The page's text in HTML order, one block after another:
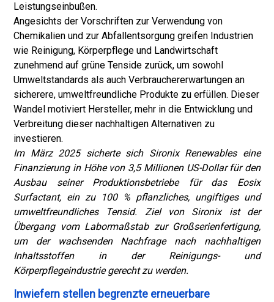
Leistungseinbußen.
Angesichts der Vorschriften zur Verwendung von
Chemikalien und zur Abfallentsorgung greifen Industrien
wie Reinigung, Körperpflege und Landwirtschaft
zunehmend auf grüne Tenside zurück, um sowohl
Umweltstandards als auch Verbrauchererwartungen an
sicherere, umweltfreundliche Produkte zu erfüllen. Dieser
Wandel motiviert Hersteller, mehr in die Entwicklung und
Verbreitung dieser nachhaltigen Alternativen zu
investieren.
Im März 2025 sicherte sich Sironix Renewables eine
Finanzierung in Höhe von 3,5 Millionen US-Dollar für den
Ausbau seiner Produktionsbetriebe für das Eosix
Surfactant, ein zu 100 % pflanzliches, ungiftiges und
umweltfreundliches Tensid. Ziel von Sironix ist der
Übergang vom Labormaßstab zur Großserienfertigung,
um der wachsenden Nachfrage nach nachhaltigen
Inhaltsstoffen in der Reinigungs- und
Körperpflegeindustrie gerecht zu werden.
Inwiefern stellen begrenzte erneuerbare